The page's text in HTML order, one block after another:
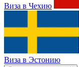
Виза в Чехию
Виза в Эстонию